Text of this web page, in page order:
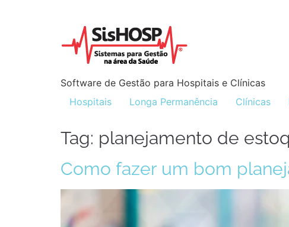
Software de Gestão para Hospitais e Clínicas
Hospitais
Longa Permanência Clínicas
Tag: planejamento de
Como fazer um bom